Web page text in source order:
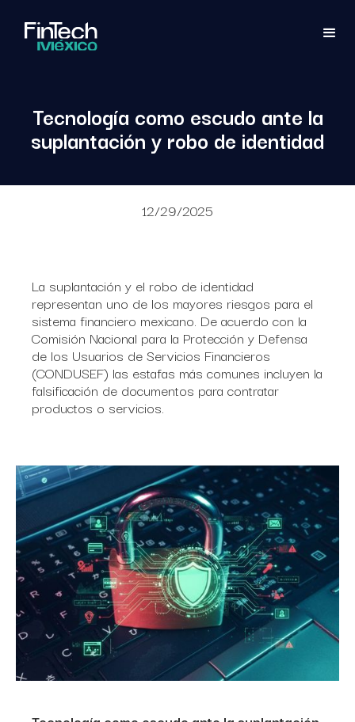
Tecnología como escudo ante la
suplantación y robo de identidad
12/29/2025
La suplantación y el robo de identidad
representan uno de los mayores riesgos para el
sistema financiero mexicano. De acuerdo con la
Comisión Nacional para la Protección y Defensa
de los Usuarios de Servicios Financieros
(CONDUSEF) las estafas más comunes incluyen la
falsificación de documentos para contratar
productos o servicios.